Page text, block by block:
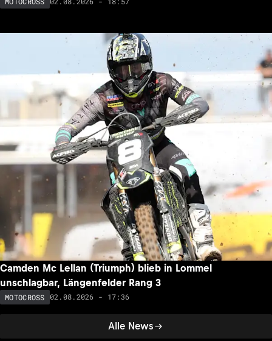
Alle News
Camden Mc Lellan (Triumph) blieb in Lommel
unschlagbar, Längenfelder Rang 3
MOTOCROSS 02.08.2026 - 17:36